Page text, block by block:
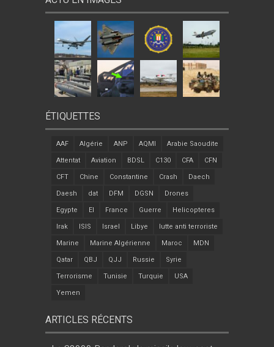
ÉTIQUETTES
AAF Algérie ANP AQMI Arabie Saoudite
Attentat Aviation BDSL C130 CFA CFN
CFT Chine Constantine Crash Daech
Daesh dat DFM DGSN Drones
Egypte EI France Guerre Helicopteres
Irak ISIS Israel Libye lutte anti terroriste
Marine Marine Algérienne Maroc MDN
Qatar QBJ QJJ Russie Syrie
Terrorisme Tunisie Turquie USA
Yemen
ARTICLES RÉCENTS